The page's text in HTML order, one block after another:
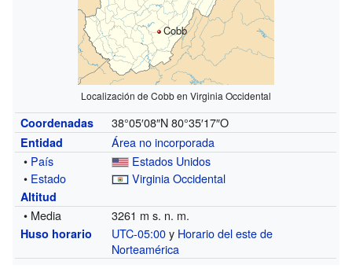
Cobb
Localización de Cobb en Virginia Occidental
Coordenadas 38°05′08″N 80°35′17″O
Entidad
Área no incorporada
• País
Estados Unidos
• Estado Virginia Occidental
Altitud
• Media 3261 m s. n. m.
Huso horario UTC-05:00y Horario del este de
Norteamérica